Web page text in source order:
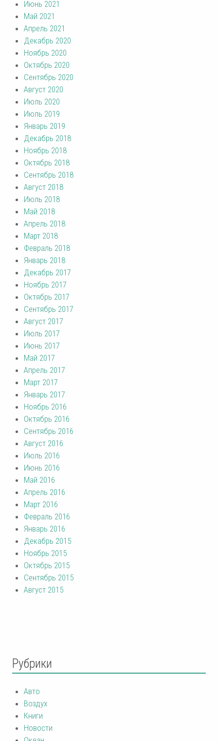
Июнь 2021
Май 2021
Апрель 2021
Декабрь 2020
Ноябрь 2020
Октябрь 2020
Сентябрь 2020
Август 2020
Июль 2020
Июль 2019
Январь 2019
Декабрь 2018
Ноябрь 2018
Октябрь 2018
Сентябрь 2018
Август 2018
Июль 2018
Май 2018
Апрель 2018
Март 2018
Февраль 2018
Январь 2018
Декабрь 2017
Ноябрь 2017
Октябрь 2017
Сентябрь 2017
Август 2017
Июль 2017
Июнь 2017
Май 2017
Апрель 2017
Март 2017
Январь 2017
Ноябрь 2016
Октябрь 2016
Сентябрь 2016
Август 2016
Июль 2016
Июнь 2016
Май 2016
Апрель 2016
Март 2016
Февраль 2016
Январь 2016
Декабрь 2015
Ноябрь 2015
Октябрь 2015
Сентябрь 2015
Август 2015
Рубрики
Авто
Воздух
Книги
Новости